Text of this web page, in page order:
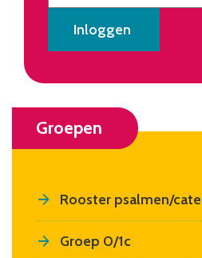
Groepen
Rooster psalmen/
Groep 0/1c